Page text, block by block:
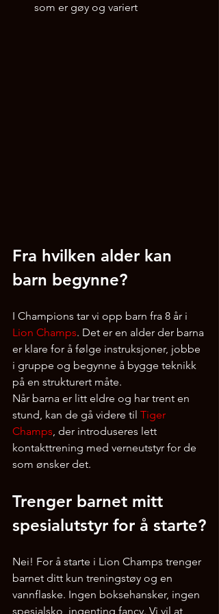
som er gøy og variert
Fra hvilken alder kan
barn begynne?
I Champions tar vi opp barn fra 8 år i
Lion Champs. Det er en alder der barna
er klare for å følge instruksjoner, jobbe
i gruppe og begynne å bygge teknikk
på en strukturert måte.
Når barna er litt eldre og har trent en
stund, kan de gå videre til Tiger
Champs, der introduseres lett
kontakttrening med verneutstyr for de
som ønsker det.
Trenger barnet mitt
spesialutstyr for å starte?
Nei! For å starte i Lion Champs trenger
barnet ditt kun treningstøy og en
vannflaske. Ingen boksehansker, ingen
spesialsko, ingenting fancy. Vi vil at